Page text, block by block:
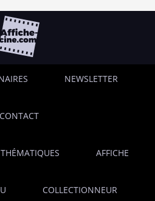
NEWSLETTER
CONTACT
THÉMATIQUES AFFICHE
COLLECTIONNEUR